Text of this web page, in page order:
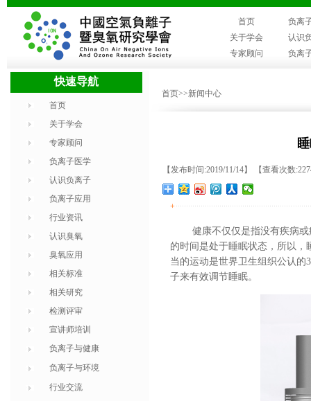
首页
负离
关于学会
认识
专家顾问
负离
快速导航
首页
关于学会
专家顾问
负离子医学
认识负离子
负离子应用
行业资讯
认识臭氧
臭氧应用
相关标准
相关研究
检测评审
宣讲师培训
负离子与健康
负离子与环境
行业交流
首页>>新闻中心
【发布时间:2019/11/14】 【查看次数
+
健康不仅仅是指没有疾病
的时间是处于睡眠状态，所以
当的运动是世界卫生组织公认的
子来有效调节睡眠。